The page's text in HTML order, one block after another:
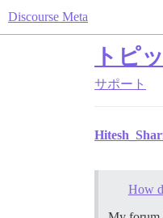
Discourse Meta
トピ
サポート
How